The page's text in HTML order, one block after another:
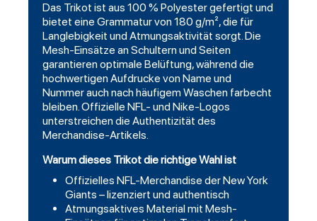
Das Trikot ist aus 100 % Polyester gefertigt und
bietet eine Grammatur von 180 g/m², die für
Langlebigkeit und Atmungsaktivität sorgt. Die
Mesh-Einsätze an Schultern und Seiten
garantieren optimale Belüftung, während die
hochwertigen Aufdrucke von Name und
Nummer auch nach häufigem Waschen farbecht
bleiben. Offizielle NFL- und Nike-Logos
unterstreichen die Authentizität des
Merchandise-Artikels.
Warum dieses Trikot die richtige Wahl ist
Offizielles NFL-Merchandise der New York
Giants – lizenziert und authentisch
Atmungsaktives Material mit Mesh-